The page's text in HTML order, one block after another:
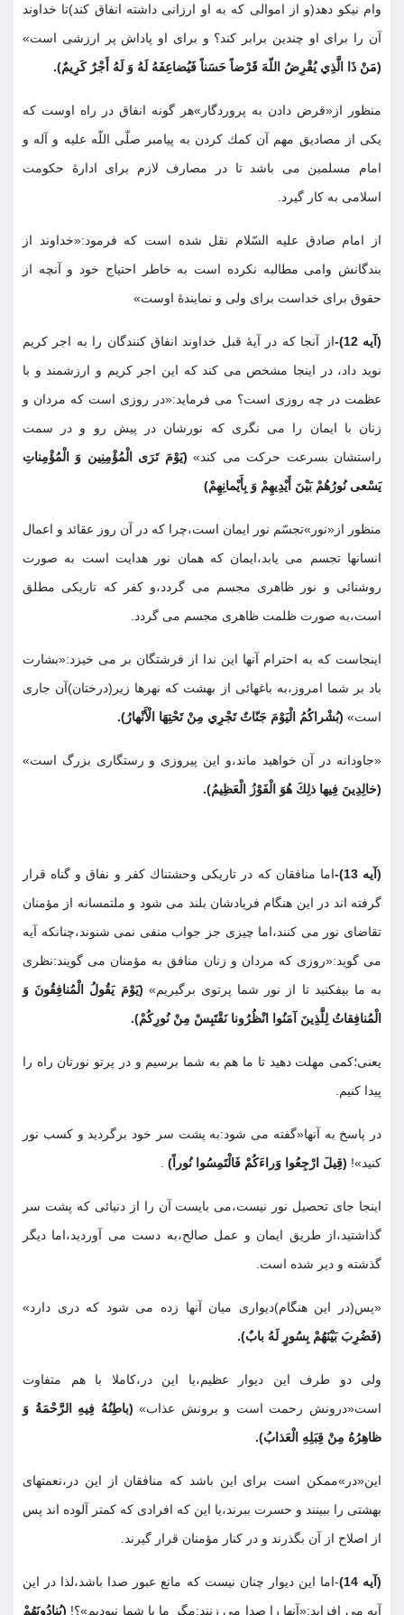
وام نيكو دهد(و از اموالى كه به او ارزانى داشته انفاق كند)تا خداوند
آن را براى او چندين برابر كند؟ و براى او پاداش پر ارزشى است»
(مَنْ ذَا الَّذِي يُقْرِضُ اللّهَ قَرْضاً حَسَناً فَيُضاعِفَهُ لَهُ وَ لَهُ أَجْرٌ كَرِيمٌ).
منظور از«قرض دادن به پروردگار»هر گونه انفاق در راه اوست كه
يكى از مصاديق مهم آن كمك كردن به پيامبر صلّى اللّه عليه و آله و
امام مسلمين مى باشد تا در مصارف لازم براى ادارۀ حكومت
اسلامى به كار گيرد
از امام صادق عليه السّلام نقل شده است كه فرمود:«خداوند از
بندگانش وامى مطالبه نكرده است به خاطر احتياج خود و آنچه از
حقوق براى خداست براى ولى و نمايندۀ اوست»
(آيه 12)-
از آنجا كه در آيۀ قبل خداوند انفاق كنندگان را به اجر كريم
نويد داد، در اينجا مشخص مى كند كه اين اجر كريم و ارزشمند و با
عظمت در چه روزى است؟ مى فرمايد:«در روزى است كه مردان و
زنان با ايمان را مى نگرى كه نورشان در پيش رو و در سمت
راستشان بسرعت حركت مى كند» (يَوْمَ تَرَى الْمُؤْمِنِين وَ الْمُؤْمِناتِ
يَسْعى نُورُهُمْ بَيْنَ أَيْدِيهِمْ وَ بِأَيْمانِهِمْ)
منظور از«نور»تجسّم نور ايمان است،چرا كه در آن روز عقائد و اعمال
انسانها تجسم مى يابد،ايمان كه همان نور هدايت است به صورت
روشنائى و نور ظاهرى مجسم مى گردد،و كفر كه تاريكى مطلق
است،به صورت ظلمت ظاهرى مجسم مى گردد
اينجاست كه به احترام آنها اين ندا از فرشتگان بر مى خيزد:«بشارت
باد بر شما امروز،به باغهائى از بهشت كه نهرها زير(درختان)آن جارى
است» (بُشْراكُمُ الْيَوْمَ جَنّاتٌ تَجْرِي مِنْ تَحْتِهَا الْأَنْهارُ).
«جاودانه در آن خواهيد ماند،و اين پيروزى و رستگارى بزرگ است»
(خالِدِينَ فِيها ذلِكَ هُوَ الْفَوْزُ الْعَظِيمُ).
(آيه 13)-
اما منافقان كه در تاريكى وحشتناك كفر و نفاق و گناه قرار
گرفته اند در اين هنگام فريادشان بلند مى شود و ملتمسانه از مؤمنان
تقاضاى نور مى كنند،اما چيزى جز جواب منفى نمى شنوند،چنانكه آيه
مى گويد:«روزى كه مردان و زنان منافق به مؤمنان مى گويند:نظرى
به ما بيفكنيد تا از نور شما پرتوى برگيريم» (يَوْمَ يَقُولُ الْمُنافِقُونَ وَ
الْمُنافِقاتُ لِلَّذِينَ آمَنُوا انْظُرُونا نَقْتَبِسْ مِنْ نُورِكُمْ).
يعنى؛كمى مهلت دهيد تا ما هم به شما برسيم و در پرتو نورتان راه را
پيدا كنيم
در پاسخ به آنها«گفته مى شود:به پشت سر خود برگرديد و كسب نور
كنيد»! (قِيلَ ارْجِعُوا وَراءَكُمْ فَالْتَمِسُوا نُوراً)
اينجا جاى تحصيل نور نيست،مى بايست آن را از دنيائى كه پشت سر
گذاشتيد،از طريق ايمان و عمل صالح،به دست مى آورديد،اما ديگر
گذشته و دير شده است
«پس(در اين هنگام)ديوارى ميان آنها زده مى شود كه درى دارد»
(فَضُرِبَ بَيْنَهُمْ بِسُورٍ لَهُ بابٌ).
ولى دو طرف اين ديوار عظيم،يا اين در،كاملا با هم متفاوت
است«درونش رحمت است و برونش عذاب» (باطِنُهُ فِيهِ الرَّحْمَةُ وَ
ظاهِرُهُ مِنْ قِبَلِهِ الْعَذابُ).
اين«در»ممكن است براى اين باشد كه منافقان از اين در،نعمتهاى
بهشتى را ببينند و حسرت ببرند،يا اين كه افرادى كه كمتر آلوده اند پس
از اصلاح از آن بگذرند و در كنار مؤمنان قرار گيرند
(آيه 14)
-اما اين ديوار چنان نيست كه مانع عبور صدا باشد،لذا در اين
آيه مى افزايد:«آنها را صدا مى زنند:مگر ما با شما نبوديم»؟! (يُنادُونَهُمْ